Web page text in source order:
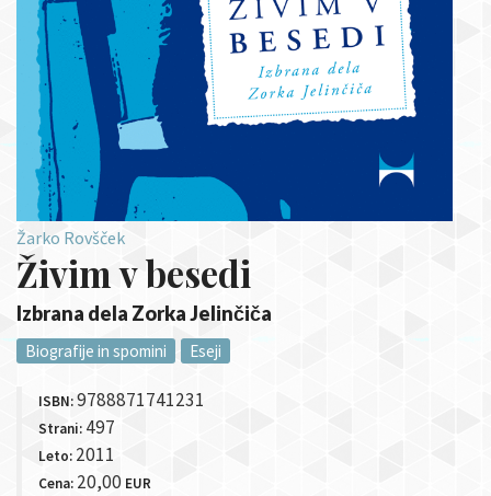
Žarko Rovšček
Živim v besedi
Izbrana dela Zorka Jelinčiča
Biografije in spomini Eseji
ISBN:9788871741231
Strani: 497
Leto: 2011
Cena: 20,00 EUR